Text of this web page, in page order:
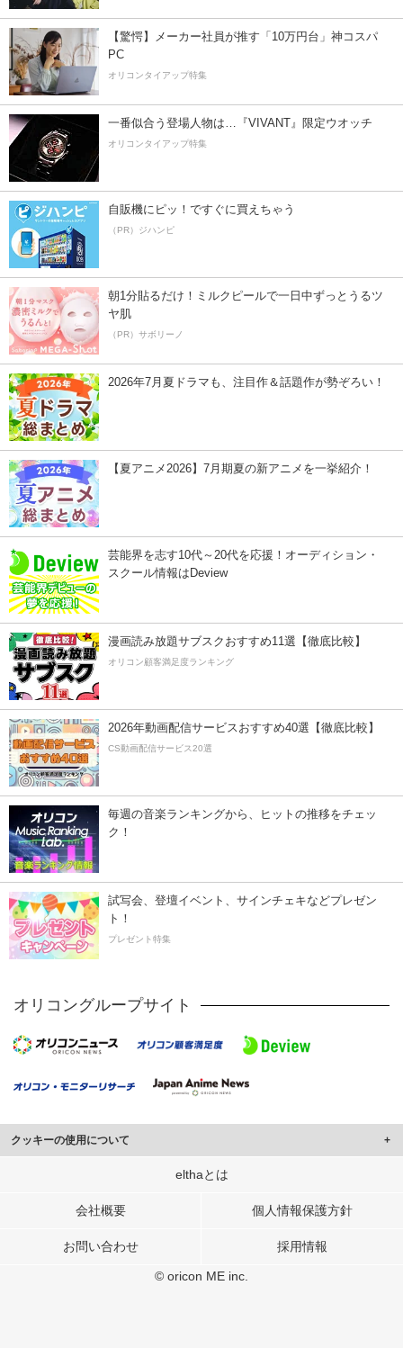
【驚愕】メーカー社員が推す「10万円台」神コスパ
PC
オリコンタイアップ特集
一番似合う登場人物は…『VIVANT』限定ウオッチ
オリコンタイアップ特集
自販機にピッ！ですぐに買えちゃう
（PR）ジハンピ
朝1分貼るだけ！ミルクピールで一日中ずっとうるツ
ヤ肌
（PR）サボリーノ
2026年7月夏ドラマも、注目作＆話題作が勢ぞろい！
【夏アニメ2026】7月期夏の新アニメを一挙紹介！
芸能界を志す10代～20代を応援！オーディション・
スクール情報はDeview
漫画読み放題サブスクおすすめ11選【徹底比較】
オリコン顧客満足度ランキング
2026年動画配信サービスおすすめ40選【徹底比較】
CS動画配信サービス20選
毎週の音楽ランキングから、ヒットの推移をチェッ
ク！
試写会、登壇イベント、サインチェキなどプレゼン
ト！
プレゼント特集
オリコングループサイト
クッキーの使用について
このサイトでは Cookie を使用して、ユーザーに合わせたコンテンツや広告の
行っています。
メディアや広告配信、データ解析の各パートナーに提供しています。
elthaとは
会社概要 個人情報保護方針
お問い合わせ 採用情報
© oricon ME inc.